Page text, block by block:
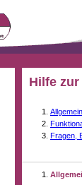
Hilfe
Fragen,